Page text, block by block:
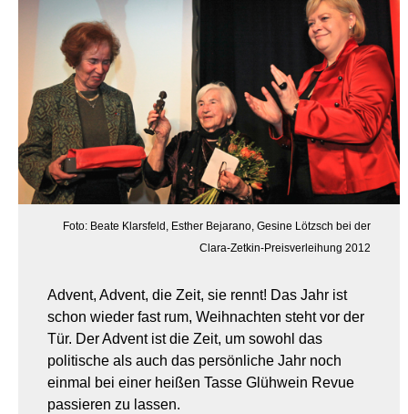
Foto: Beate Klarsfeld, Esther Bejarano, Gesine Lötzsch bei der
Clara-Zetkin-Preisverleihung 2012
Advent, Advent, die Zeit, sie rennt! Das Jahr ist
schon wieder fast rum, Weihnachten steht vor der
Tür. Der Advent ist die Zeit, um sowohl das
politische als auch das persönliche Jahr noch
einmal bei einer heißen Tasse Glühwein Revue
passieren zu lassen.